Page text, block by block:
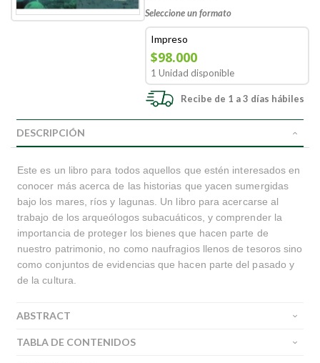
Seleccione un formato
Impreso
$98.000
1 Unidad disponible
Recibe de 1 a 3 días hábiles
DESCRIPCIÓN
Este es un libro para todos aquellos que estén interesados en
conocer más acerca de las historias que yacen sumergidas
bajo los mares, ríos y lagunas. Un libro para acercarse al
trabajo de los arqueólogos subacuáticos, y comprender la
importancia de proteger los bienes que hacen parte de
nuestro patrimonio, no como naufragios llenos de tesoros sino
como conjuntos de evidencias que hacen parte del pasado y
de la cultura.
ABSTRACT
TABLA DE CONTENIDOS